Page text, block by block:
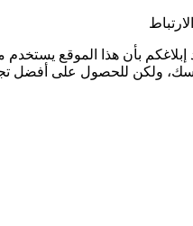
بأن هذا الموقع يستخدم
ولكن للحصول على أفضل